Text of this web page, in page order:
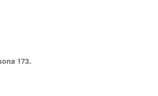
173.